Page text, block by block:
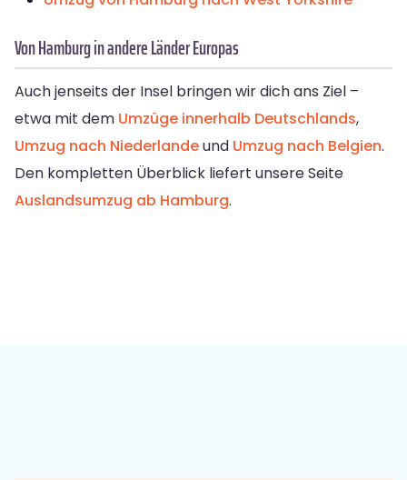
Von Hamburg in andere Länder Europas
Auch jenseits der Insel bringen wir dich ans Ziel –
etwa mit dem Umzüge innerhalb Deutschlands,
Umzug nach Niederlandeund Umzug nach Belgien.
Den kompletten Überblick liefert unsere Seite
Auslandsumzug ab Hamburg.